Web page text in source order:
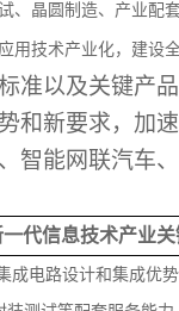
、晶圆制造、产业
用技术产业化，建设
准以及关键产
和新要求，加
智能网联汽车
代信息技术产业关
成电路设计和集成优